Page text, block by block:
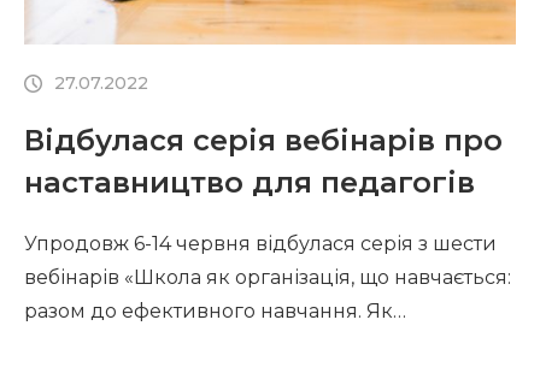
27.07.2022
Відбулася серія вебінарів про
наставництво для педагогів
Упродовж 6-14 червня відбулася серія з шести
вебінарів «Школа як організація, що навчається:
разом до ефективного навчання. Як